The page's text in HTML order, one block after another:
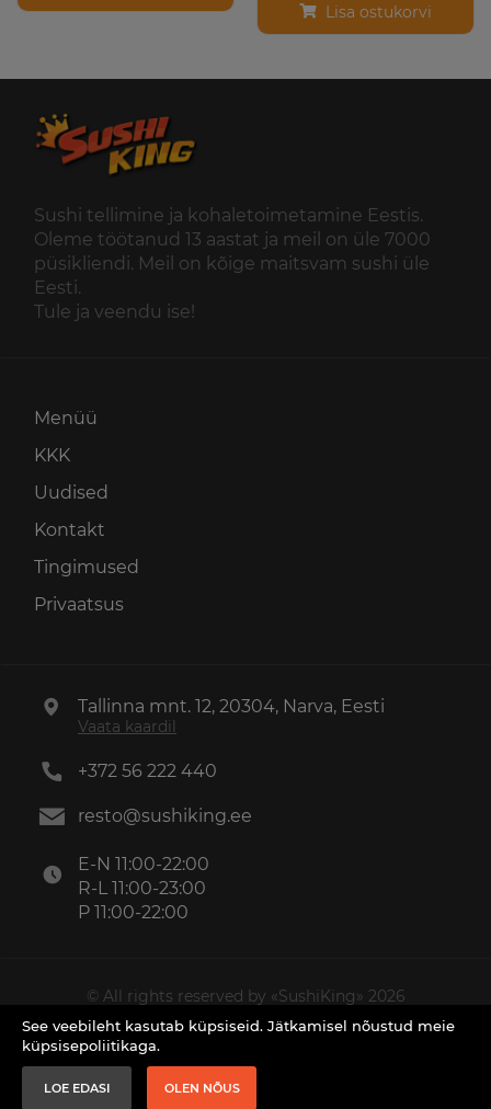
Lisa ostukorvi
Sushi tellimine ja kohaletoimetamine Eestis.
Oleme töötanud 13 aastat ja meil on üle 7000
püsikliendi. Meil on kõige maitsvam sushi üle
Eesti.
Tule ja veendu ise!
Menüü
KKK
Uudised
Kontakt
Tingimused
Privaatsus
Tallinna mnt. 12, 20304, Narva, Eesti
Vaata kaardil
+372 56 222 440
resto@sushiking.ee
E-N 11:00-22:00
R-L 11:00-23:00
P 11:00-22:00
© All rights reserved by «SushiKing» 2026
Made byPM~Lab
See veebileht kasutab küpsiseid. Jätkamisel nõustud meie
küpsisepoliitikaga.
LOE EDASI OLEN NÕUS